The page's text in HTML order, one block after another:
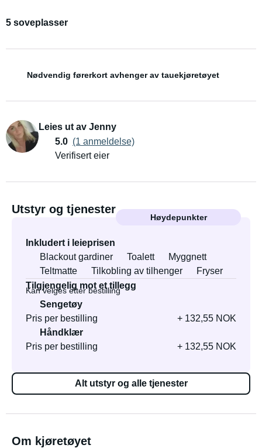
5 soveplasser
Nødvendig førerkort avhenger av tauekjøretøyet
Leies ut av Jenny
5.0 (1 anmeldelse)
Verifisert eier
Utstyr og tjenester
Høydepunkter
Inkludert i leieprisen
Blackout gardiner
Toalett
Myggnett
Teltmatte
Tilkobling av tilhenger
Fryser
Tilgjengelig mot et tillegg
Kan velges etter bestilling
Sengetøy
Pris per bestilling
+ 132,55 NOK
Håndklær
Pris per bestilling
+ 132,55 NOK
Alt utstyr og alle tjenester
Om kjøretøyet